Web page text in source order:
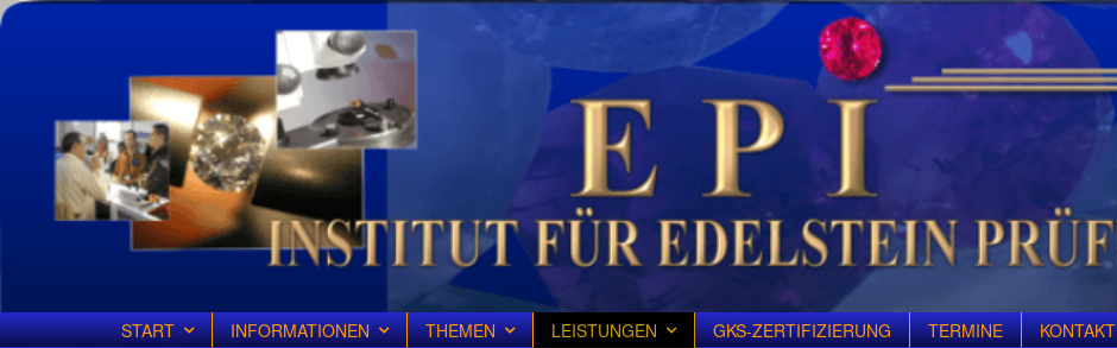
START INFORMATIONEN THEMEN LEISTUNGEN GKS-ZERTIFIZIERUNG TERMINE KONTAKT